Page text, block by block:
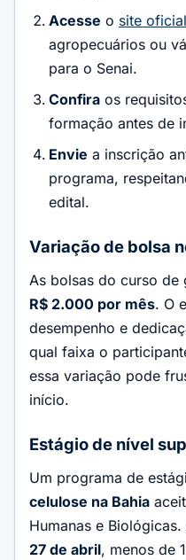
Acesse o site
agropecuários ou
para o Senai.
Confira os
formação antes de
Envie a inscrição
programa,
edital.
Variação de bolsa
As bolsas do curso de
R$ 2.000 por mês. O
desempenho e
qual faixa o
essa variação pode
início.
Estágio de nível
Um programa de
celulose na Bahia
Humanas e
27 de abril, menos de